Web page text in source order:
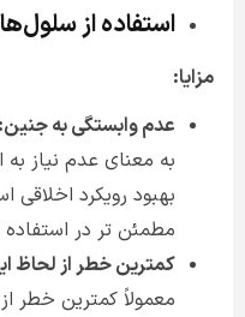
استفاده از
مزایا:
عدم وابستگی به جنین:
به معنای عدم نیاز
بهبود رویکرد اخلاقی
مطمئن تر در استفاده
کمترین خطر از لحاظ
معمولاً کمترین خطر